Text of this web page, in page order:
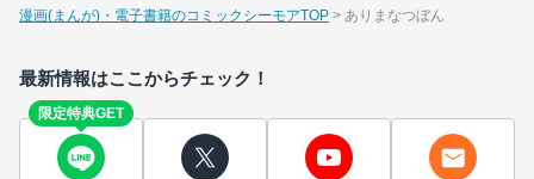
漫画(まんが)・電子書籍のコミックシーモアTOP ありまなつぼん
最新情報はここからチェック！
限定特典GET